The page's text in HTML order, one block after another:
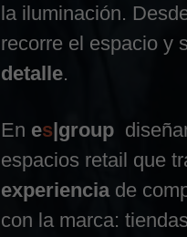
la iluminación.
recorre el espacio y
detalle.
En es|group
espacios retail que
experienciade
con la marca: